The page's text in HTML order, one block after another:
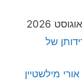
של
מילשטיין